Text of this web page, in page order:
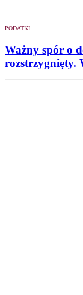
PODATKI
Ważny spór o
rozstrzygnięty.